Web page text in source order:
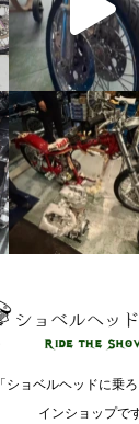
ショベルヘッドに乗
インショップで